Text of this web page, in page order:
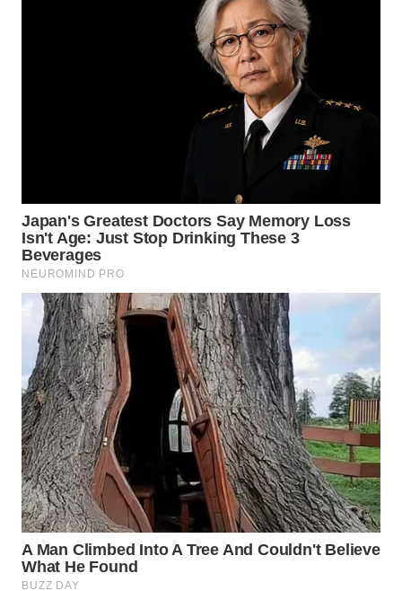
WN
CIANJUR
WN
KEPULAUAN
SERIBU
WN
TANGERANG
WN
BINJAI
WN
CIREBON
WN